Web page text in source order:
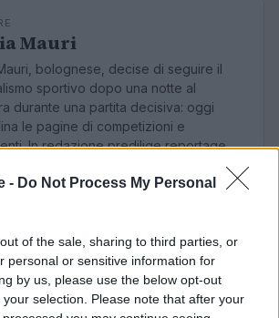
- Do Not Process My Personal
of the sale, sharing to third parties, or
personal or sensitive information for
by us, please use the below opt-out
selection. Please note that after your
Mauri
bolognese, decise di seguire il
sportivo dopo una notte al
durante una partita decisiva: oggi
le pagine di competizioni e
In redazione predilige reportage
come prova della svolta.